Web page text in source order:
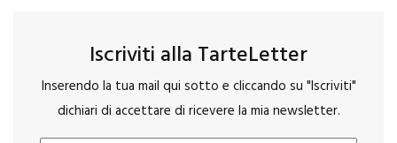
Iscriviti alla TarteLetter
Inserendo la tua mail qui sotto e cliccando su "Iscriviti"
dichiari di accettare di ricevere la mia newsletter.